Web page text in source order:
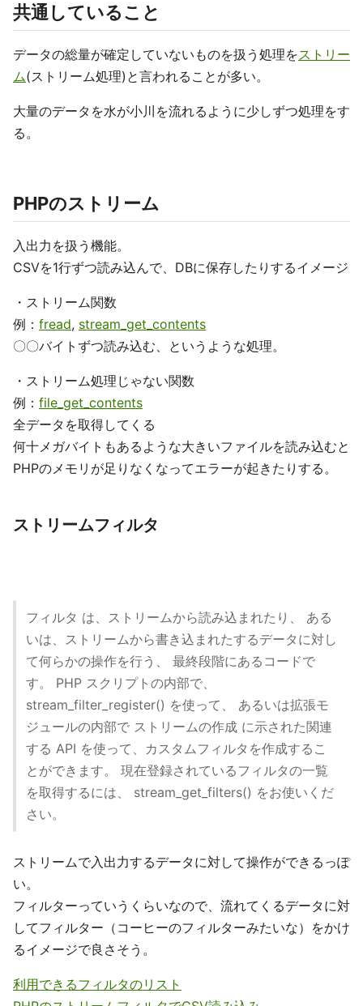
共通していること
データの総量が確定していないものを扱う処理をストリー
ム(ストリーム処理)と言われることが多い。
大量のデータを水が小川を流れるように少しずつ処理をす
る。
PHPのストリーム
入出力を扱う機能。
CSVを1行ずつ読み込んで、DBに保存したりするイメージ
・ストリーム関数
例： fread, stream_get_contents
〇〇バイトずつ読み込む、というような処理。
・ストリーム処理じゃない関数
例： file_get_contents
全データを取得してくる
何十メガバイトもあるような大きいファイルを読み込むと
PHPのメモリが足りなくなってエラーが起きたりする。
ストリームフィルタ
フィルタ は、ストリームから読み込まれたり、 ある
いは、ストリームから書き込まれたするデータに対し
て何らかの操作を行う、 最終段階にあるコードで
す。 PHP スクリプトの内部で、
stream_filter_register() を使って、 あるいは拡張モ
ジュールの内部で ストリームの作成 に示された関連
する API を使って、カスタムフィルタを作成するこ
とができます。 現在登録されているフィルタの一覧
を取得するには、 stream_get_filters() をお使いくだ
さい。
ストリームで入出力するデータに対して操作ができるっぽ
い。
フィルターっていうくらいなので、流れてくるデータに対
してフィルター（コーヒーのフィルターみたいな）をかけ
るイメージで良さそう。
利用できるフィルタのリスト